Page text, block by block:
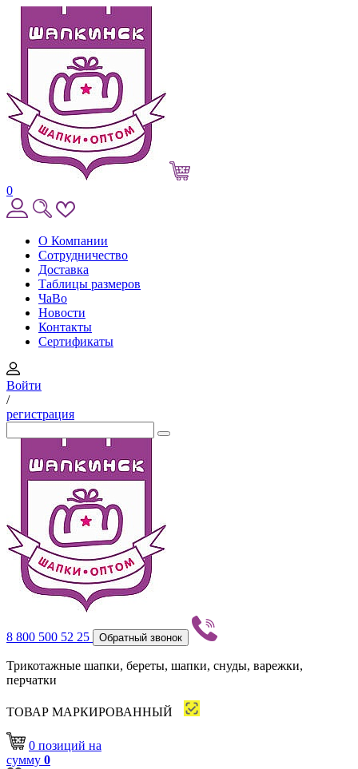
0
О Компании
Сотрудничество
Доставка
Таблицы размеров
ЧаВо
Новости
Контакты
Сертификаты
Войти
/
регистрация
8 800 500 52 25 Обратный звонок
Трикотажные шапки, береты, шапки, снуды, варежки,
перчатки
ТОВАР МАРКИРОВАННЫЙ
0 позиций на
сумму 0